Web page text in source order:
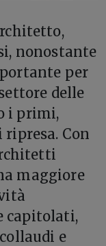
nonostante
per
delle
i primi,
ripresa. Con
maggiore
capitolati,
e